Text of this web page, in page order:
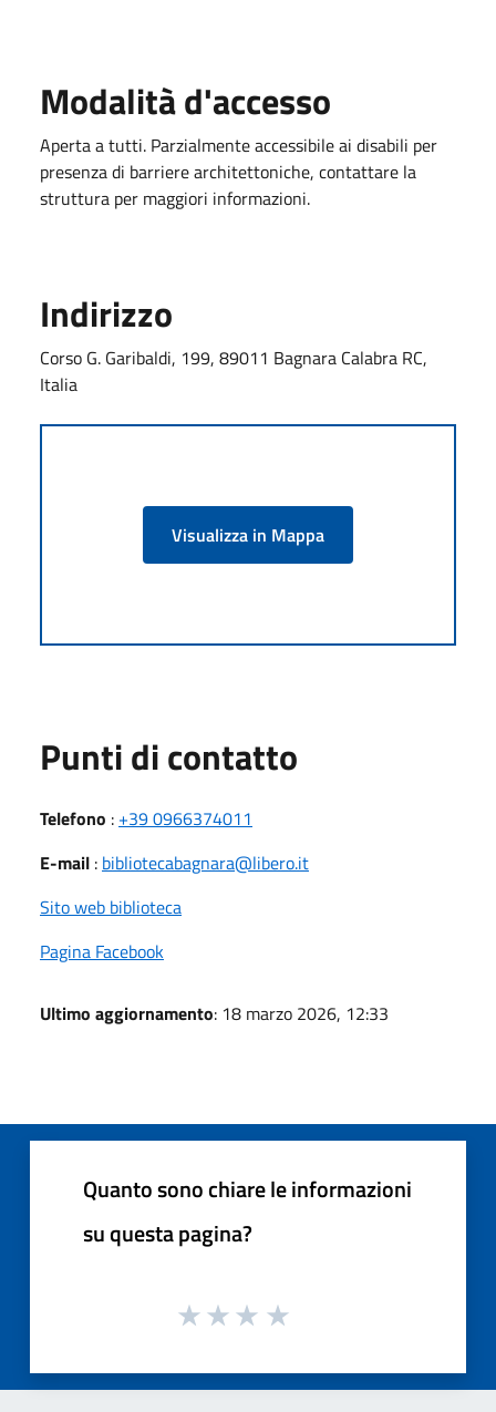
Modalità d'accesso
Aperta a tutti. Parzialmente accessibile ai disabili per
presenza di barriere architettoniche, contattare la
struttura per maggiori informazioni.
Indirizzo
Corso G. Garibaldi, 199, 89011 Bagnara Calabra RC,
Italia
Visualizza in Mappa
Punti di contatto
Telefono : +39 0966374011
E-mail : bibliotecabagnara@libero.it
Sito web biblioteca
Pagina Facebook
Ultimo aggiornamento: 18 marzo 2026, 12:33
Quanto sono chiare le informazioni
su questa pagina?